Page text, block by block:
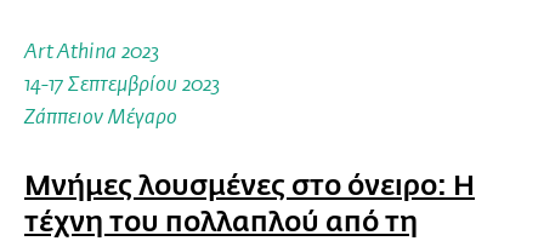
Αrt Athina 2023
14-17 Σεπτεμβρίου 2023
Ζάππειον Μέγαρο
Μνήμες λουσμένες στο όνειρο: Η
τέχνη του πολλαπλού από τη